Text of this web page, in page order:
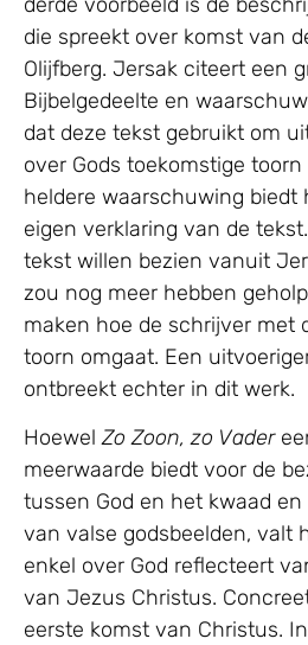
die spreekt over komst van
Olijfberg. Jersak citeert een
Bijbelgedeelte en
dat deze tekst gebruikt om
over Gods toekomstige toorn
heldere waarschuwing biedt
eigen verklaring van de
tekst willen bezien vanuit
zou nog meer hebben
maken hoe de schrijver met
toorn omgaat. Een
ontbreekt echter in dit werk.
HoewelZo Zoon, zo Vader
meerwaarde biedt voor de
tussen God en het kwaad
van valse godsbeelden, valt
enkel over God reflecteert
van Jezus Christus.
eerste komst van Christus.